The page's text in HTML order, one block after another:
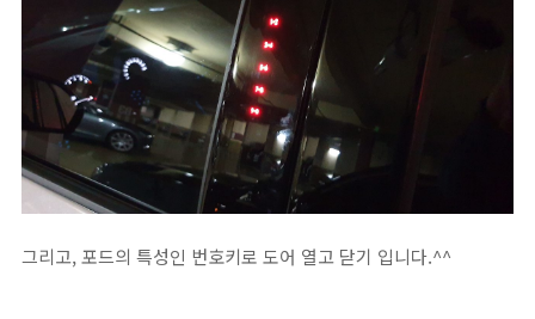
그리고, 포드의 특성인 번호키로 도어 열고 닫기 입니다.^^